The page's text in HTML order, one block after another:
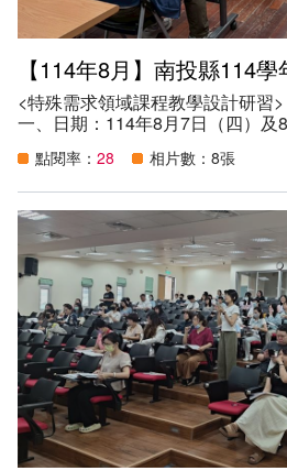
<特殊需求領域課程教學設計研習>
一、日期：114年8月7日（四）及
二、地點：本縣特教資源中心會議
三、講師：新竹高工王若權老師
四、參加資格：
（一）本縣特殊教育教師，以下列
1.分散式資源班教師。
2.不分類巡迴輔導班教師。
3.情緒行為障礙巡迴輔導班教師。
（二）班級中有身心障礙學生之
（三）對本議題有興趣之教師。
五、目的：
（一）提供本縣特殊教育教師特
技巧，以提升教師在教學設計之
（二）對於學校常開設之特殊需
略、社會技巧、生活管理及職業
程規劃與執行之參考依據。
點閱率： 28 相片數：8張